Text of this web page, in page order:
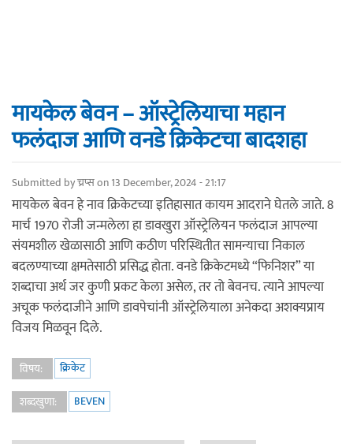
मायकेल बेवन – ऑस्ट्रेलियाचा महान
फलंदाज आणि वनडे क्रिकेटचा बादशहा
Submitted byच्रप्सon 13 December, 2024 - 21:17
मायकेल बेवन हे नाव क्रिकेटच्या इतिहासात कायम आदराने घेतले जाते. 8
मार्च 1970 रोजी जन्मलेला हा डावखुरा ऑस्ट्रेलियन फलंदाज आपल्या
संयमशील खेळासाठी आणि कठीण परिस्थितीत सामन्याचा निकाल
बदलण्याच्या क्षमतेसाठी प्रसिद्ध होता. वनडे क्रिकेटमध्ये “फिनिशर” या
शब्दाचा अर्थ जर कुणी प्रकट केला असेल, तर तो बेवनच. त्याने आपल्या
अचूक फलंदाजीने आणि डावपेचांनी ऑस्ट्रेलियाला अनेकदा अशक्यप्राय
विजय मिळवून दिले.
विषय:
क्रिकेट
शब्दखुणा:
BEVEN